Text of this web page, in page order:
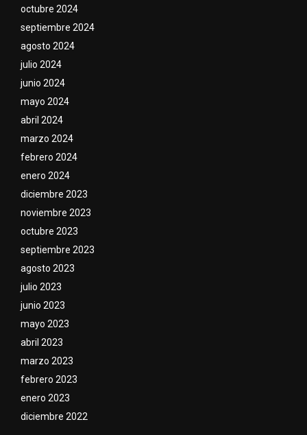
octubre 2024
septiembre 2024
agosto 2024
julio 2024
junio 2024
mayo 2024
abril 2024
marzo 2024
febrero 2024
enero 2024
diciembre 2023
noviembre 2023
octubre 2023
septiembre 2023
agosto 2023
julio 2023
junio 2023
mayo 2023
abril 2023
marzo 2023
febrero 2023
enero 2023
diciembre 2022